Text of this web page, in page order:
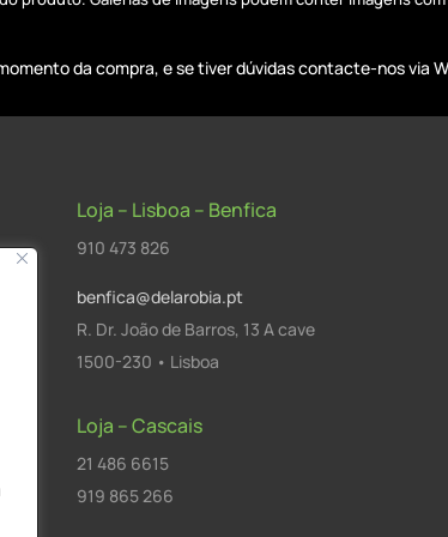
da compra, e se tiver dúvidas contacte-nos via
Loja – Lisboa – Benfica
910 473 826
benfica@delarobia.pt
R. Dr. João de Barros, 13 A cave
1500-230 • Lisboa
Loja – Cascais
21 486 6615
919 865 266